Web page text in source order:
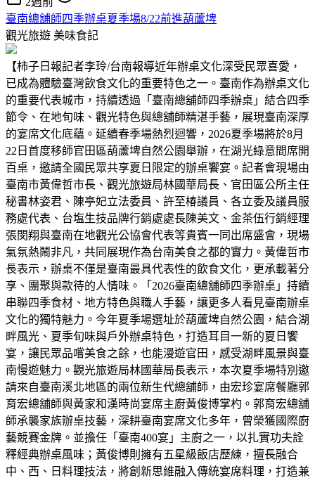
臺南總舖師四季辦桌夏季場8/22前進葫蘆埤
觀光旅遊 美味食記
【柿子日報記者李玲/台南報導近年辦桌文化深受民眾喜愛，
已成為體驗臺灣飲食文化的重要特色之一。臺南作為辦桌文化
的重要代表城市，持續透過「臺南總舖師四季辦桌」結合四季
節令、在地旬味、觀光特色與總舖師精湛手藝，展現臺南深厚
的宴席文化底蘊。延續春季場熱烈迴響，2026夏季場將於8月
22日首度移師官田區葫蘆埤自然公園舉辦，在湖光綠意間席開
百桌，邀請全國民眾共享夏日限定的辦桌饗宴。記者會現場由
臺南市黃偉哲市長、觀光旅遊局林國華局長、官田區公所主任
秘書林姿君、陳亭妃立法委員、許至椿議員、各立委及議員服
務處代表、台塩生技品牌行銷處處長陳美文、金茶伍行銷經理
張閔翔與臺南在地觀光公協會代表等貴賓一同出席盛會，現場
氣氛熱鬧非凡，共同展現作為台南美食之都的實力。黃偉哲市
長表示，辦桌不僅是臺南最具代表性的飲食文化，更承載著分
享、團聚與款待的人情味。「2026臺南總舖師四季辦桌」持續
串聯四季食材、地方特色與職人手藝，讓更多人看見臺南辦桌
文化的獨特魅力。今年夏季場選址於葫蘆埤自然公園，結合湖
畔風光、夏季旬味與戶外辦桌特色，打造耳目一新的夏日饗
宴，讓民眾品嚐美食之餘，也能漫遊官田，感受湖畔風景與臺
南慢遊魅力。觀光旅遊局林國華局長表示，本次夏季場特別邀
請來自臺南溪北地區的兩位新生代總舖師，由宏珍宴席餐廳郭
育宏總舖師與黃家和漢時尚宴席主廚黃俊博掌杓。郭育宏總舖
師承襲家族辦桌技藝，深耕臺南宴席文化多年，曾榮獲國際廚
藝競賽金牌。並擔任「臺南400宴」主廚之一，以扎實功夫詮
釋經典辦桌風味；黃俊博則擁有五星級飯店歷練，擅長融合
中、西、日料理技法，將創新思維融入傳統宴席料理，打造兼